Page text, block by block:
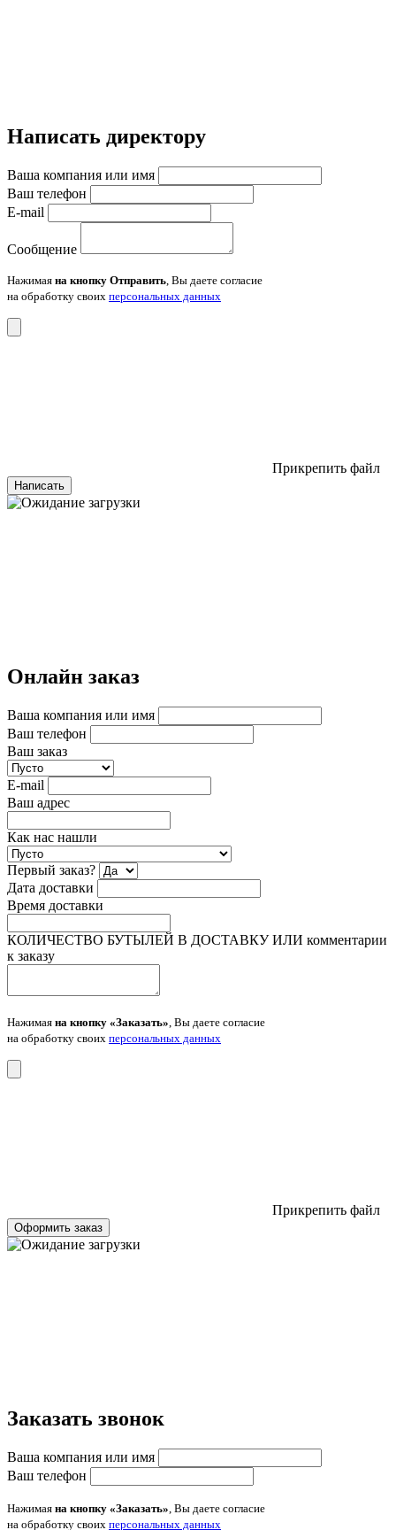
Написать директору
Ваша компания или имя
Ваш телефон
E-mail
Сообщение
Нажимая на кнопку Отправить, Вы даете согласие
на обработку своих персональных данных
Прикрепить файл
Написать
Онлайн заказ
Ваша компания или имя
Ваш телефон
Ваш заказ
E-mail
Ваш адрес
Как нас нашли
Первый заказ?
Дата доставки
Время доставки
КОЛИЧЕСТВО БУТЫЛЕЙ В ДОСТАВКУ ИЛИ комментарии
к заказу
Нажимая на кнопку «Заказать», Вы даете согласие
на обработку своих персональных данных
Прикрепить файл
Оформить заказ
Заказать звонок
Ваша компания или имя
Ваш телефон
Нажимая на кнопку «Заказать» , Вы даете согласие
на обработку своих персональных данных